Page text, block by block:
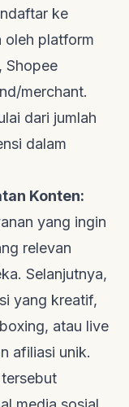
ke
oleh platform
Shopee
/merchant.
dari jumlah
dalam
Konten:
yang ingin
relevan
Selanjutnya,
yang kreatif,
, atau live
afiliasi unik.